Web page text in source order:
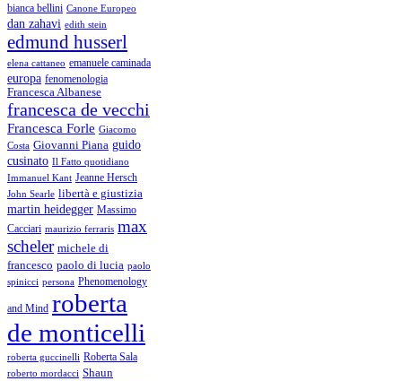
bianca bellini Canone Europeo
dan zahavi edith stein
edmund husserl
elena cattaneo emanuele caminada
europa fenomenologia
Francesca Albanese
francesca de vecchi
Francesca Forle Giacomo
Costa Giovanni Piana guido
cusinato Il Fatto quotidiano
Immanuel Kant Jeanne Hersch
John Searle libertà e giustizia
martin heidegger Massimo
Cacciari maurizio ferraris max
scheler michele di
francesco paolo di lucia paolo
spinicci persona Phenomenology
and Mind roberta
de monticelli
roberta guccinelli Roberta Sala
roberto mordacci Shaun